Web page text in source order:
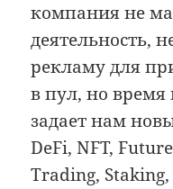
компания не
деятельность,
рекламу для
в пул, но
задает нам
DeFi, NFT,
Trading,